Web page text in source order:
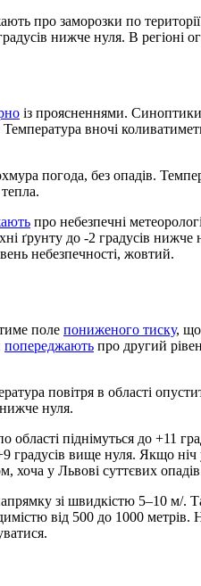
про заморозки по
нижче нуля. В
із проясненнями.
вночі
погода, без опадів.
про небезпечні
ґрунту до -2 градусів
небезпечності, жовтий.
поле пониженого тиску, що
попереджають про другий
повітря в області
нижче нуля.
піднімуться до +11
вище нуля. Якщо ніч
хоча у Львові суттєвих
зі швидкістю 5–10 м/
від 500 до 1000